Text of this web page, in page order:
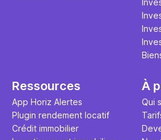
Ressources
App Horiz Alertes
Plugin rendement locatif
Crédit immobilier
À
Qui